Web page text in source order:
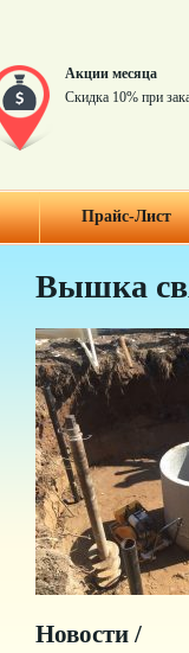
Акции месяца
Скидка 10% при
Прайс-Лист
Вышка
Новости /